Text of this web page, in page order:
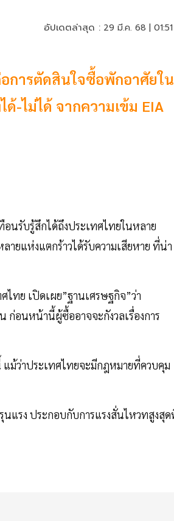
อัปเดตล่าสุด : 29 มี.ค. 68 |
การตัดสินใจซื้อพักอาศัยใน
-ไม่ได้ จากความเข้ม EIA
นรับรู้สึกได้ถึงประเทศไทยในหลาย
ยแห่งแตกร้าวได้รับความเสียหาย ที่น่า
ทย เปิดเผย”ฐานเศรษฐกิจ”ว่า
อนหน้านี้ผู้ซื้ออาจจะกังวลเรื่องการ
แม้ว่าประเทศไทยจะมีกฎหมายที่ควบคุม
แรง ประกอบกับการแรงสั่นไหวทสูงสุ